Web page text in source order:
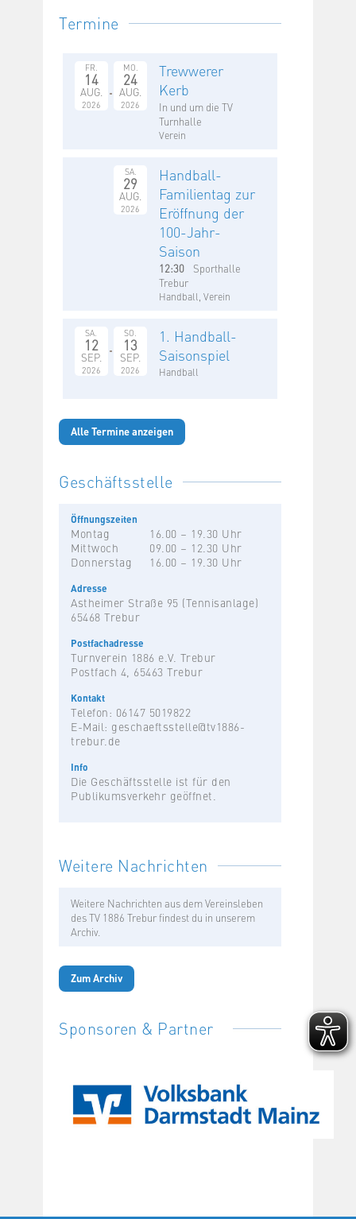
Termine
FR.
14
AUG.
2026
MO.
24
AUG.
2026
Trewwerer
Kerb
In und um die TV
Turnhalle
Verein
SA.
29
AUG.
2026
Handball-
Familientag zur
Eröffnung der
100-Jahr-
Saison
12:30
Sporthalle
Trebur
Handball, Verein
SA.
12
SEP.
2026
SO.
13
SEP.
2026
1. Handball-
Saisonspiel
Handball
Alle Termine anzeigen
Geschäftsstelle
Öffnungszeiten
Montag
16.00 – 19.30 Uhr
Mittwoch
09.00 – 12.30 Uhr
Donnerstag
16.00 – 19.30 Uhr
Adresse
Astheimer Straße 95 (Tennisanlage)
65468 Trebur
Postfachadresse
Turnverein 1886 e.V. Trebur
Postfach 4, 65463 Trebur
Kontakt
Telefon: 06147 5019822
E-Mail: geschaeftsstelle@tv1886-
trebur.de
Info
Die Geschäftsstelle ist für den
Publikumsverkehr geöffnet.
Weitere Nachrichten
Weitere Nachrichten aus dem Vereinsleben
des TV 1886 Trebur findest du in unserem
Archiv.
Zum Archiv
Sponsoren & Partner